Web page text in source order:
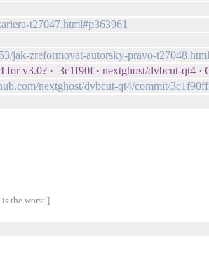
t27047.html#p363961
jak-zreformovat-autorsky-pravo-t27048.html
for v3.0? · 3c1f90f · nextghost/dvbcut-qt4 ·
nextghost/dvbcut-qt4/commit/
the worst.]